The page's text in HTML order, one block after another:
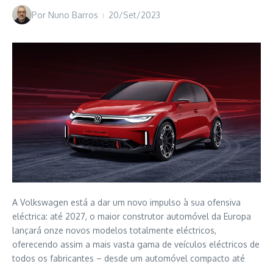
Por Nuno Barros 20/Set/2023
A Volkswagen está a dar um novo impulso à sua ofensiva
eléctrica: até 2027, o maior construtor automóvel da Europa
lançará onze novos modelos totalmente eléctricos,
oferecendo assim a mais vasta gama de veículos eléctricos de
todos os fabricantes – desde um automóvel compacto até